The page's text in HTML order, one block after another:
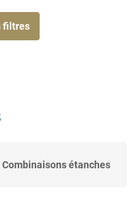
filtres
Combinaisons étanches